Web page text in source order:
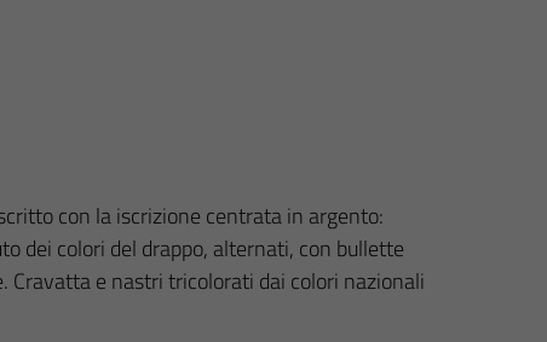
con la iscrizione centrata in argento:
dei colori del drappo, alternati, con bullette
Cravatta e nastri tricolorati dai colori nazionali